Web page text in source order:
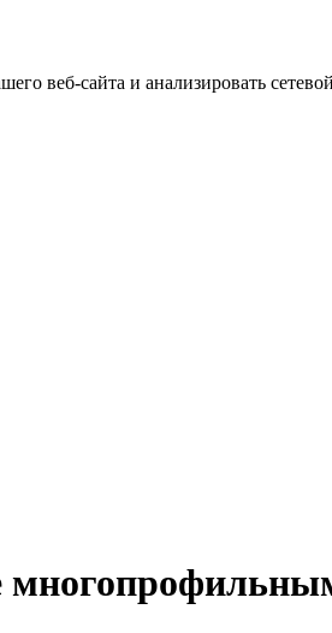
веб-сайта и анализировать